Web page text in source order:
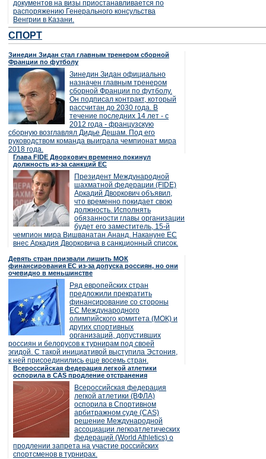
документов на визы приостанавливается по
распоряжению Генерального консульства
Венгрии в Казани.
СПОРТ
Зинедин Зидан стал главным тренером сборной
Франции по футболу
Зинедин Зидан официально
назначен главным тренером
сборной Франции по футболу.
Он подписал контракт, который
рассчитан до 2030 года. В
течение последних 14 лет - с
2012 года - французскую
сборную возглавлял Дидье Дешам. Под его
руководством команда выиграла чемпионат мира
2018 года.
Глава FIDE Дворкович временно покинул
должность из-за санкций ЕС
Президент Международной
шахматной федерации (FIDE)
Аркадий Дворкович объявил,
что временно покидает свою
должность. Исполнять
обязанности главы организации
будет его заместитель, 15-й
чемпион мира Вишванатан Ананд. Накануне ЕС
внес Аркадия Дворковича в санкционный список.
Девять стран призвали лишить МОК
финансирования ЕС из-за допуска россиян, но они
очевидно в меньшинстве
Ряд европейских стран
предложили прекратить
финансирование со стороны
ЕС Международного
олимпийского комитета (МОК) и
других спортивных
организаций, допустивших
россиян и белорусов к турнирам под своей
эгидой. С такой инициативой выступила Эстония,
к ней присоединились еще восемь стран.
Всероссийская федерация легкой атлетики
оспорила в CAS продление отстранения
Всероссийская федерация
легкой атлетики (ВФЛА)
оспорила в Спортивном
арбитражном суде (CAS)
решение Международной
ассоциации легкоатлетических
федераций (World Athletics) о
продлении запрета на участие российских
спортсменов в турнирах.